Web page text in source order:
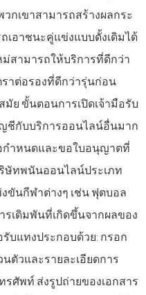
กเขาสามารถสร้างผลกระ
อาชนะคู่แข่งแบบดั้งเดิมได้
สามารถให้บริการที่ดีกว่า
าต่อรองที่ดีกว่ารุ่นก่อน
ย ขั้นตอนการเปิดเจ้ามือรับ
ชีกับบริการออนไลน์อื่นมาก
กำหนดและขอใบอนุญาตที่
ษัทพนันออนไลน์ประเภท
ขันกีฬาต่างๆ เช่น ฟุตบอล
เดิมพันที่เกิดขึ้นจากผลของ
บแทงประกอบด้วย: กรอก
วและรายละเอียดการ
ศัพท์ ส่งรูปถ่ายของเอกสาร